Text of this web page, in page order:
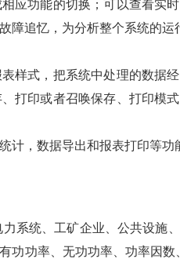
应功能的切换；可以查看实
追忆，为分析整个系统的运
样式，把系统中处理的数据
打印或者召唤保存、打印模
计，数据导出和报表打印等功
系统、工矿企业、公共设施
功功率、无功功率、功率因